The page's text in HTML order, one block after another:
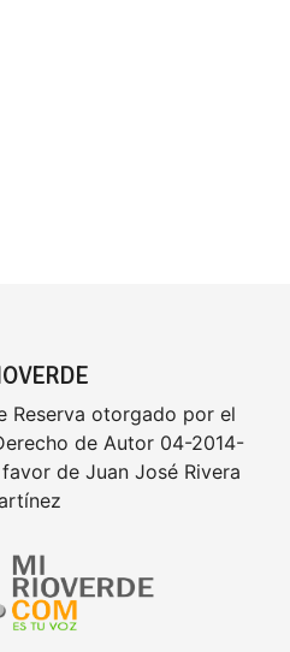
Reserva otorgado por el
de Autor 04-2014-
de Juan José Rivera